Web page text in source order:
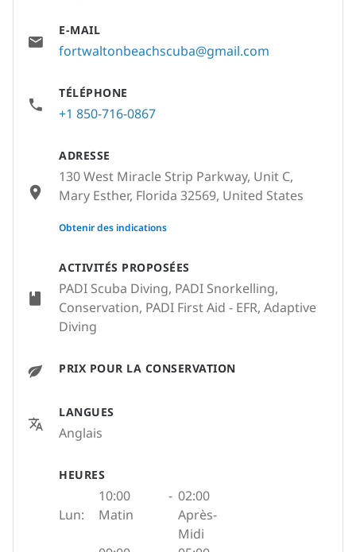
ACTIVITÉS PROPOSÉES
PADI Scuba Diving, PADI Snorkelling,
Conservation, PADI First Aid - EFR, Adaptive
Diving
PRIX POUR LA CONSERVATION
LANGUES
Anglais
HEURES
Lun:
10:00
Matin
- 02:00
Après-
Midi
E-MAIL
fortwaltonbeachscuba@gmail.com
TÉLÉPHONE
+1 850-716-0867
ADRESSE
130 West Miracle Strip Parkway, Unit C,
Mary Esther, Florida 32569, United States
None
Obtenir des indications